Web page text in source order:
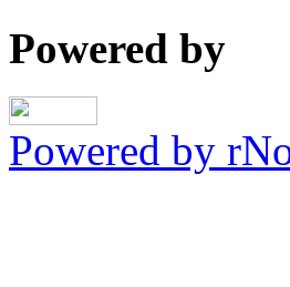
Powered by
Powered by